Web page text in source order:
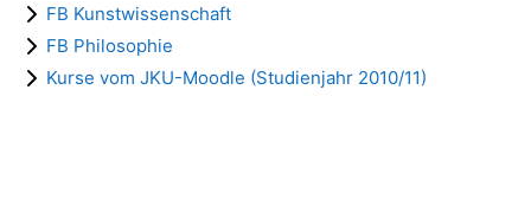
FB Kunstwissenschaft
FB Philosophie
Kurse vom JKU-Moodle (Studienjahr 2010/11)